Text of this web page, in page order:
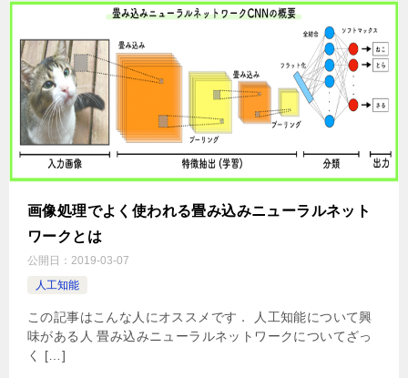
画像処理でよく使われる畳み込みニューラルネット
ワークとは
公開日： 2019-03-07
人工知能
この記事はこんな人にオススメです． 人工知能について興
味がある人 畳み込みニューラルネットワークについてざっ
く […]